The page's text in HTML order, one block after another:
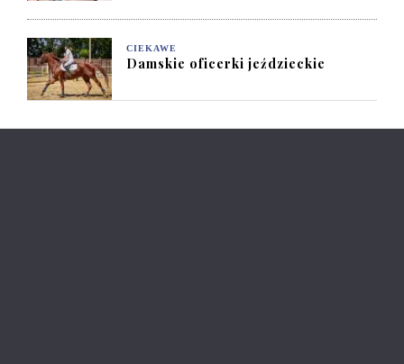
CIEKAWE
Damskie oficerki jeździeckie